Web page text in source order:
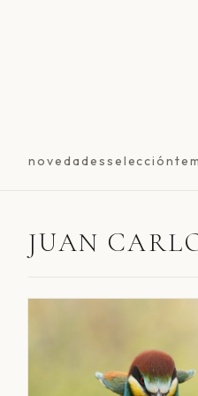
novedadesselección
JUAN